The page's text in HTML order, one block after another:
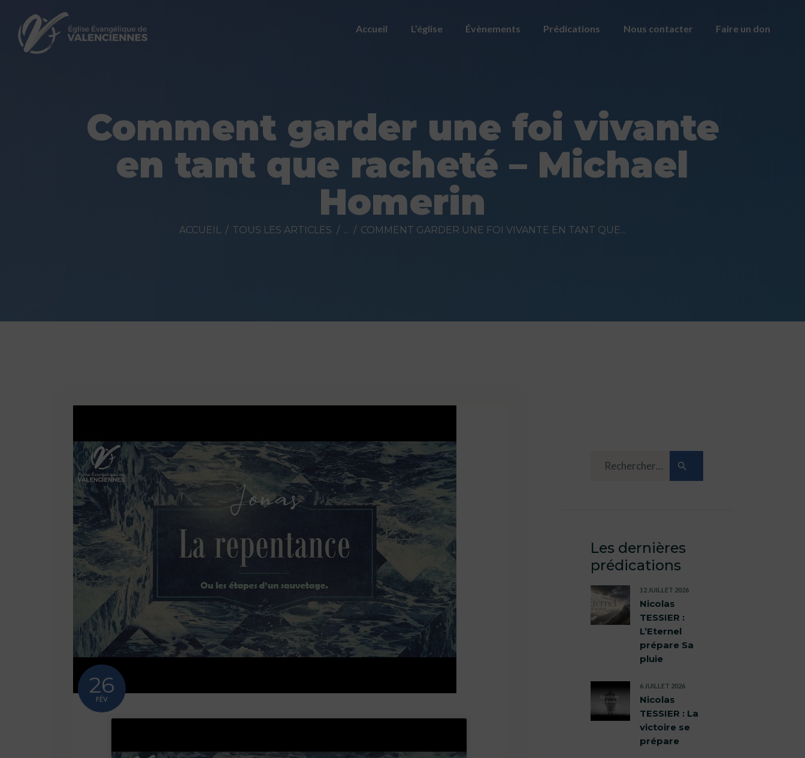
Accueil L’église Évènements Prédications Nous contacter Faire un don
Comment garder une foi vivante
en tant que racheté – Michael
Homerin
ACCUEIL TOUS LES ARTICLES ... COMMENT GARDER UNE FOI VIVANTE EN TANT QUE...
NOUS
CONTACTER
FAIRE UN DON
26
FÉV
Les dernières
prédications
Nicolas
TESSIER :
L’Eternel
prépare Sa
pluie
12 JUILLET 2026
Nicolas
TESSIER : La
victoire se
prépare
6 JUILLET 2026